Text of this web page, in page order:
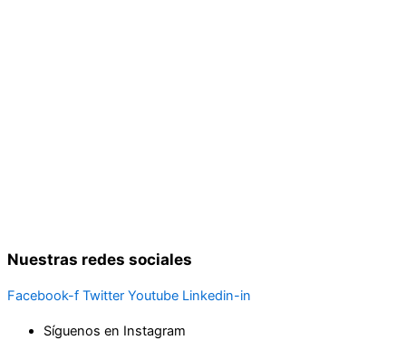
Nuestras redes sociales
Facebook-f Twitter Youtube Linkedin-in
Síguenos en Instagram